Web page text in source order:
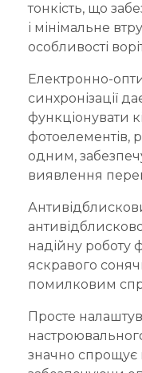
тонкість, що
і мінімальне
особливості
Електронно-
синхронізації
функціонувати
фотоелементів,
одним,
виявлення
надійну роботу
яскравого
помилковим
Просте
значно спрощує